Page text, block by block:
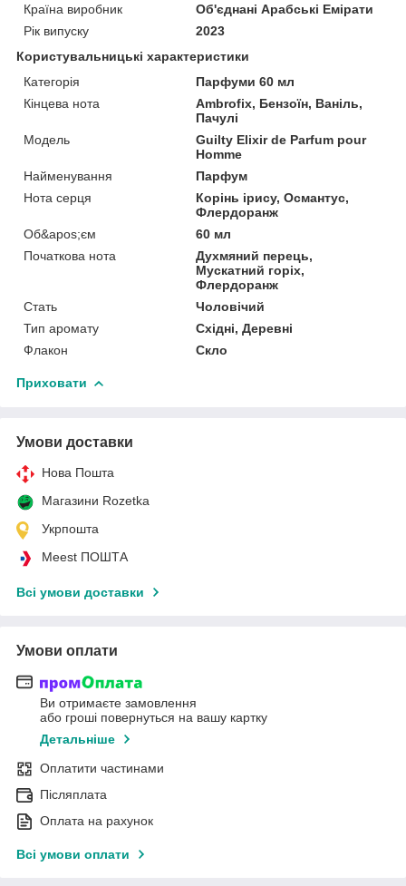
Країна виробник
Об'єднані Арабські Емірати
Рік випуску
2023
Користувальницькі характеристики
Категорія
Парфуми 60 мл
Кінцева нота
Ambrofix, Бензоїн, Ваніль,
Пачулі
Мoдель
Guilty Elixir de Parfum pour
Homme
Найменування
Парфум
Нота серця
Корінь ірису, Османтус,
Флердоранж
Об&apos;єм
60 мл
Початкова нота
Духмяний перець,
Мускатний горіх,
Флердоранж
Стать
Чоловічий
Тип аромату
Східні, Деревні
Флакон
Скло
Приховати
Умови доставки
Нова Пошта
Магазини Rozetka
Укрпошта
Meest ПОШТА
Всі умови доставки
Умови оплати
Ви отримаєте замовлення
або гроші повернуться на вашу картку
Детальніше
Оплатити частинами
Післяплата
Оплата на рахунок
Всі умови оплати